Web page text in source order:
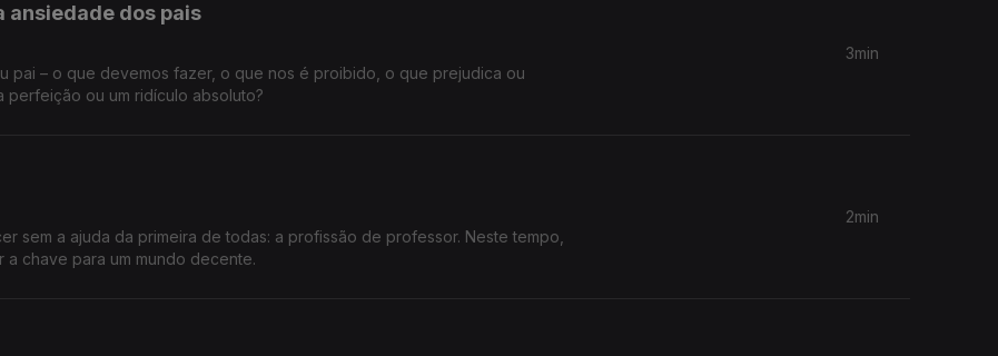
ansiedade dos pais
pai – o que devemos fazer, o que nos é proibido, o que prejudica ou
perfeição ou um ridículo absoluto?
3min
sem a ajuda da primeira de todas: a profissão de professor. Neste tempo,
chave para um mundo decente.
2min